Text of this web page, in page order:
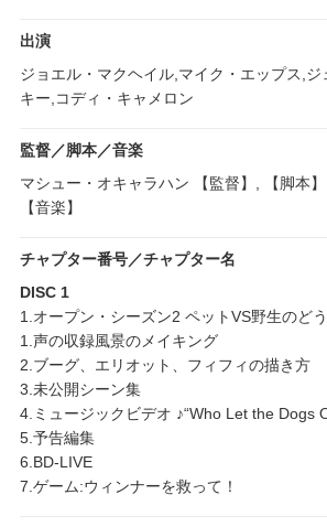
出演
ジョエル・マクヘイル,マイク・エップス,ジ
キー,コディ・キャメロン
監督／脚本／音楽
マシュー・オキャラハン 【監督】, 【脚本
【音楽】
チャプター番号／チャプター名
DISC 1
1.オープン・シーズン2 ペットVS野生のど
1.声の収録風景のメイキング
2.ブーグ、エリオット、フィフィの描き方
3.未公開シーン集
4.ミュージックビデオ ♪“Who Let the Dogs
5.予告編集
6.BD-LIVE
7.ゲーム:ウィンナーを救って！